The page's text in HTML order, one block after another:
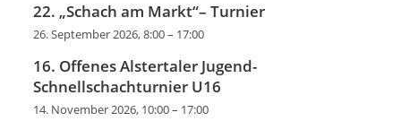
22. „Schach am Markt“– Turnier
26. September 2026, 8:00– 17:00
16. Offenes Alstertaler Jugend-
Schnellschachturnier U16
14. November 2026, 10:00– 17:00